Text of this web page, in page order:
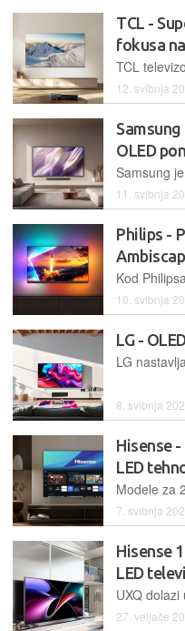
TCL -
fokusa
12. svibnja
Samsung
OLED
11. svibnja
Philips -
10. svibnja
LG -
8. svibnja
Hisense -
LED
7. svibnja
Hisense
LED
27. veljače